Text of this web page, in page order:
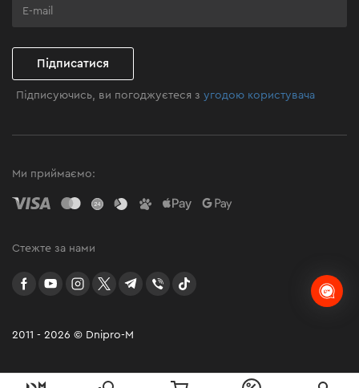
Клуб майстерності
Підписатися
Підписуючись, ви погоджуєтеся зугодою користувача
2011 - 2026 © Dnipro-M
Ми приймаємо:
Стежте за нами
facebookyoutubeinstagramtwittertelegram
Viber TikTok